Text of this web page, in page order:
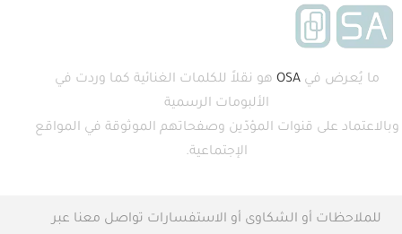
ما يُعرض فيOSA هو نقلاً للكلمات الغنائية كما وردت في
الألبومات الرسمية
وبالاعتماد على قنوات المؤدّين وصفحاتهم الموثوقة في المواقع
الإجتماعية.
للملاحظات أو الشكاوى أو الاستفسارات تواصل معنا عبر